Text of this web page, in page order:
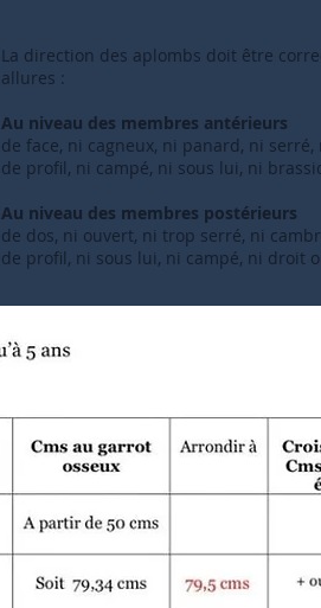
La direction des aplombs doit être
allures :
Au niveau des membres antérieurs
de face, ni cagneux, ni panard, ni
de profil, ni campé, ni sous lui, ni
Au niveau des membres postérieurs
de dos, ni ouvert, ni trop serré, ni
de profil, ni sous lui, ni campé, ni droit